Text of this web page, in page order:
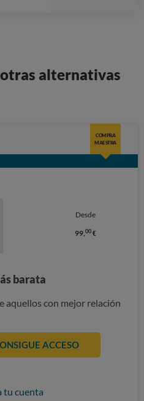
alternativas
COMPRA
MAESTRA
Desde
99,00€
barata
aquellos con mejor relación
ACCESO
tu cuenta